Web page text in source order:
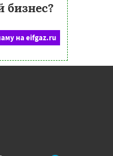
бизнес?
на eifgaz.ru